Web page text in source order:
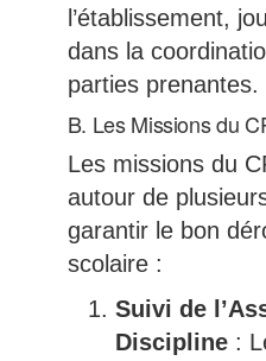
l’établissement,
dans la
parties prenantes.
B. Les Missions du
Les missions du
autour de
garantir le bon
scolaire :
Suivi de
Discipline: